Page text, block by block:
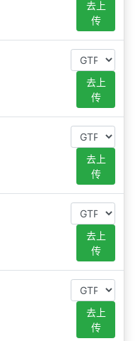
去上
传
去上
传
去上
传
去上
传
去上
传